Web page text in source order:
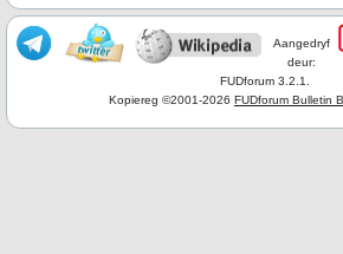
Aangedryf
deur:
FUDforum 3.2.1.
Kopiereg ©2001-2026 FUDforum Bulletin